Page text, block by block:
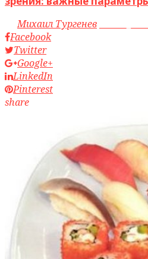
byМихаил Тургенев
Facebook
Twitter
Google+
LinkedIn
Pinterest
share